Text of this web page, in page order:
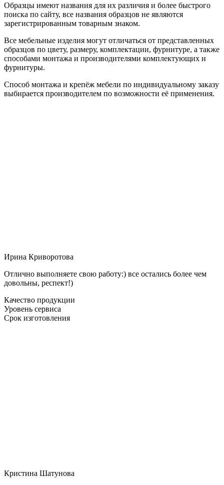
Образцы имеют названия для их различия и более быстрого
поиска по сайту, все названия образцов не являются
зарегистрированным товарным знаком.
Все мебельные изделия могут отличаться от представленных
образцов по цвету, размеру, комплектации, фурнитуре, а также
способами монтажа и производителями комплектующих и
фурнитуры.
Способ монтажа и крепёж мебели по индивидуальному заказу
выбирается производителем по возможности её применения.
Ирина Криворотова
Отлично выполняете свою работу:) все остались более чем
довольны, респект!)
Качество продукции
Уровень сервиса
Срок изготовления
Кристина Шатунова